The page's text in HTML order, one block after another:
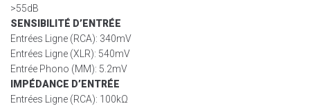
>55dB
SENSIBILITÉ D’ENTRÉE
Entrées Ligne (RCA): 340mV
Entrées Ligne (XLR): 540mV
Entrée Phono (MM): 5.2mV
IMPÉDANCE D’ENTRÉE
Entrées Ligne (RCA): 100kΩ